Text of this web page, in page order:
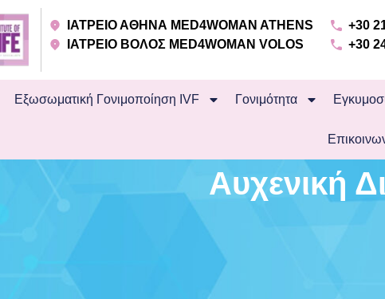
ΙΑΤΡΕΙΟ ΑΘΗΝΑ MED4WOMAN ATHENS
ΙΑΤΡΕΙΟ ΒΟΛΟΣ MED4WOMAN VOLOS
+30
+30
Εξωσωματική Γονιμοποίηση IVF Γονιμότητα
Aυχενική